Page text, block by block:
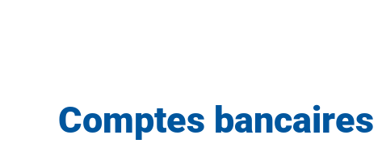
Comptes bancaires